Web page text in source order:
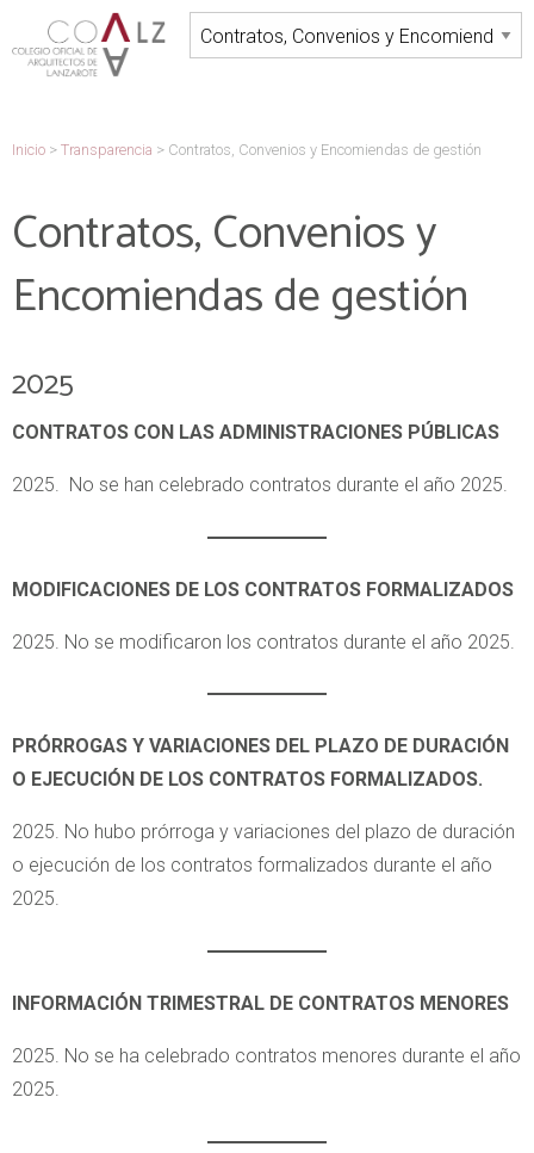
Inicio > Transparencia > Contratos, Convenios y Encomiendas de gestión
Contratos, Convenios y
Encomiendas de gestión
2025
CONTRATOS CON LAS ADMINISTRACIONES PÚBLICAS
2025. No se han celebrado contratos durante el año 2025.
MODIFICACIONES DE LOS CONTRATOS FORMALIZADOS
2025. No se modificaron los contratos durante el año 2025.
PRÓRROGAS Y VARIACIONES DEL PLAZO DE DURACIÓN
O EJECUCIÓN DE LOS CONTRATOS FORMALIZADOS.
2025. No hubo prórroga y variaciones del plazo de duración
o ejecución de los contratos formalizados durante el año
2025.
INFORMACIÓN TRIMESTRAL DE CONTRATOS MENORES
2025. No se ha celebrado contratos menores durante el año
2025.